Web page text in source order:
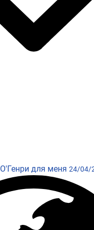
О'Генри для меня 24/04/